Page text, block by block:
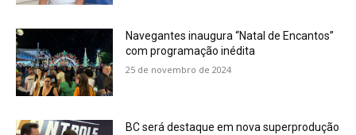
Navegantes inaugura “Natal de Encantos”
com programação inédita
25 de novembro de 2024
BC será destaque em nova superprodução